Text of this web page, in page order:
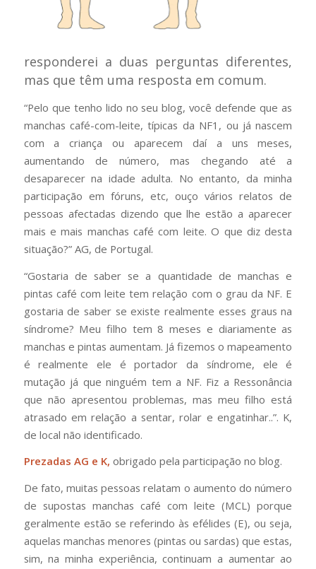
responderei a duas perguntas diferentes,
mas que têm uma resposta em comum.
“Pelo que tenho lido no seu blog, você defende que as
manchas café-com-leite, típicas da NF1, ou já nascem
com a criança ou aparecem daí a uns meses,
aumentando de número, mas chegando até a
desaparecer na idade adulta. No entanto, da minha
participação em fóruns, etc, ouço vários relatos de
pessoas afectadas dizendo que lhe estão a aparecer
mais e mais manchas café com leite. O que diz desta
situação?”AG, de Portugal.
“Gostaria de saber se a quantidade de manchas e
pintas café com leite tem relação com o grau da NF. E
gostaria de saber se existe realmente esses graus na
síndrome? Meu filho tem 8 meses e diariamente as
manchas e pintas aumentam. Já fizemos o mapeamento
é realmente ele é portador da síndrome, ele é
mutação já que ninguém tem a NF. Fiz a Ressonância
que não apresentou problemas, mas meu filho está
atrasado em relação a sentar, rolar e engatinhar..”. K,
de local não identificado.
Prezadas AG e K, obrigado pela participação no blog.
De fato, muitas pessoas relatam o aumento do número
de supostas manchas café com leite (MCL) porque
geralmente estão se referindo às efélides (E), ou seja,
aquelas manchas menores (pintas ou sardas) que estas,
sim, na minha experiência, continuam a aumentar ao